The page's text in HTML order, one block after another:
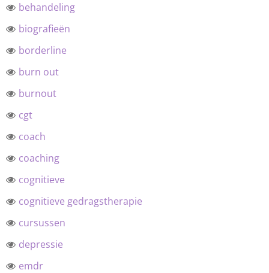
behandeling
biografieën
borderline
burn out
burnout
cgt
coach
coaching
cognitieve
cognitieve gedragstherapie
cursussen
depressie
emdr